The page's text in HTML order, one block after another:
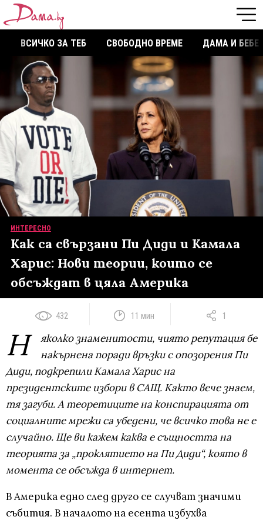
ВСИЧКО ЗА ТЕБ СВОБОДНО ВРЕМЕ ДАМА И БЕБЕ
ИНТЕРЕСНО
Как са свързани Пи Диди и Камала
Харис: Нови теории, които се
обсъждат в цяла Америка
432 11 мин 1
Н
яколко знаменитости, чиято репутация бе
накърнена поради връзки с опозорения Пи
Диди, подкрепили Камала Харис на
президентските избори в САЩ. Както вече знаем,
тя загуби. А теоретиците на конспирацията от
социалните мрежи са убедени, че всичко това не е
случайно. Ще ви кажем каква е същността на
теорията за „проклятието на Пи Диди“, която в
момента се обсъжда в интернет.
В Америка едно след друго се случват значими
събития. В началото на есента избухва